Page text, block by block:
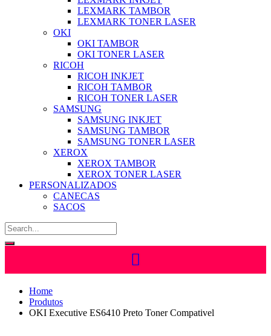
LEXMARK TAMBOR
LEXMARK TONER LASER
OKI
OKI TAMBOR
OKI TONER LASER
RICOH
RICOH INKJET
RICOH TAMBOR
RICOH TONER LASER
SAMSUNG
SAMSUNG INKJET
SAMSUNG TAMBOR
SAMSUNG TONER LASER
XEROX
XEROX TAMBOR
XEROX TONER LASER
PERSONALIZADOS
CANECAS
SACOS
Home
Produtos
OKI Executive ES6410 Preto Toner Compativel